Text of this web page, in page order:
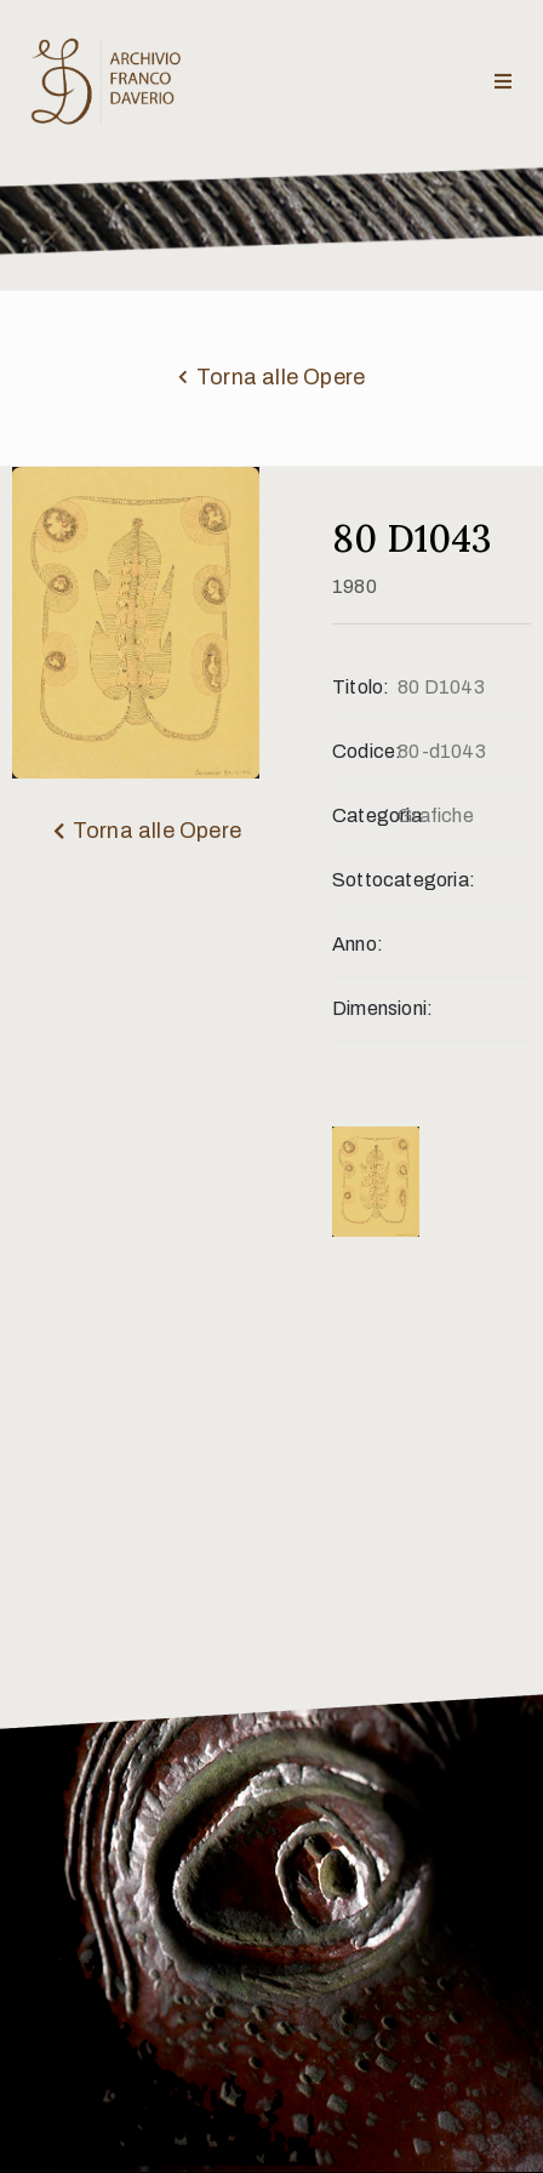
Archivio
Franco
Daverio
critici
Contatti
Torna alle Opere
Torna alle Opere
80 D1043
1980
Titolo: 80 D1043
Codice:80-d1043
Categoria:Grafiche
Sottocategoria:
Anno:
Dimensioni: